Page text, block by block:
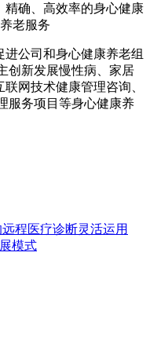
精确、高效率的身心健康
老服务
公司和身心健康养老组
创新发展慢性病、家居
网技术健康管理咨询、
服务项目等身心健康养
程医疗诊断灵活运用
模式